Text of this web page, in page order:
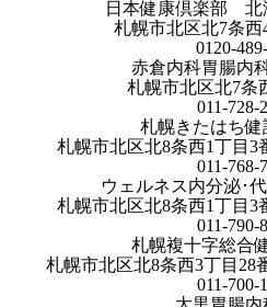
日本健康倶楽部 北
札幌市北区北7条西
0120-
赤倉内科胃腸内
札幌市北区北7条
011-728-
札幌きたはち健
札幌市北区北8条西1丁目3
011-768-
ウェルネス内分泌･
札幌市北区北8条西1丁目3
011-790-
札幌複十字総合
札幌市北区北8条西3丁目28
011-700-